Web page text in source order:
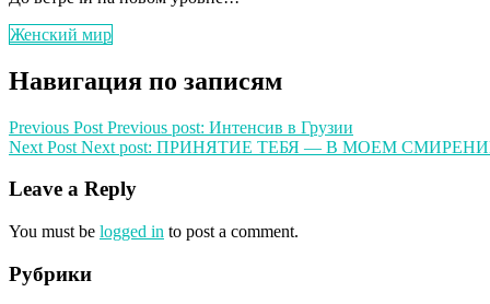
Женский мир
Навигация по записям
Previous Post Previous post: Интенсив в Грузии
Next Post Next post: ПРИНЯТИЕ ТЕБЯ — В МОЕМ
Leave a Reply
You must be logged in to post a comment.
Рубрики